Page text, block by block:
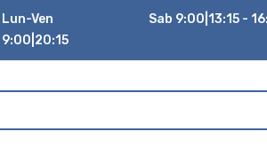
Lun-Ven
9:00|20:15
Sab 9:00|13:15 -